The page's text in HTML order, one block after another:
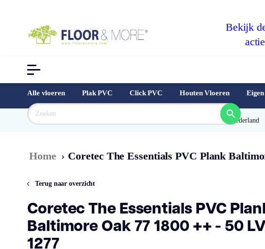
Bekijk
Alle vloeren Plak PVC Click PVC Houten Vloeren
van Nederland
Home › Coretec The Essentials PVC Plank
Terug naar overzicht
Coretec The Essentials PVC
Baltimore Oak 77 1800 ++ - 50
1277